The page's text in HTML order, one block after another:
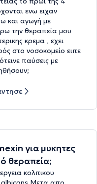
ενω ειχαν
και αγωγή με
την θεραπεία μου
κρεμα , εχει
στο νοσοκομείο ειπε
παύσεις με
για μυκητες
θεραπεία;
κολπικου